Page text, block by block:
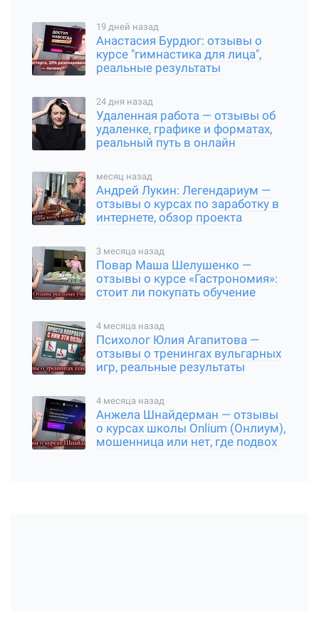
19 дней назад
Анастасия Бурдюг: отзывы о
курсе "гимнастика для лица",
реальные результаты
24 дня назад
Удаленная работа — отзывы об
удаленке, графике и форматах,
реальный путь в онлайн
месяц назад
Андрей Лукин: Легендариум —
отзывы о курсах по заработку в
интернете, обзор проекта
3 месяца назад
Повар Маша Шелушенко —
отзывы о курсе «Гастрономия»:
стоит ли покупать обучение
4 месяца назад
Психолог Юлия Агапитова —
отзывы о тренингах вульгарных
игр, реальные результаты
4 месяца назад
Анжела Шнайдерман — отзывы
о курсах школы Onlium (Онлиум),
мошенница или нет, где подвох